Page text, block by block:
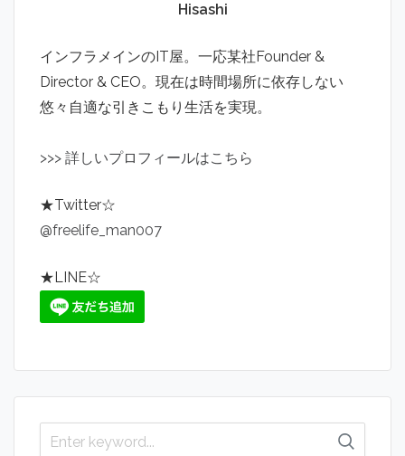
Hisashi
インフラメインのIT屋。一応某社Founder &
Director & CEO。現在は時間場所に依存しない
悠々自適な引きこもり生活を実現。
>>> 詳しいプロフィールはこちら
★Twitter☆
@freelife_man007
★LINE☆